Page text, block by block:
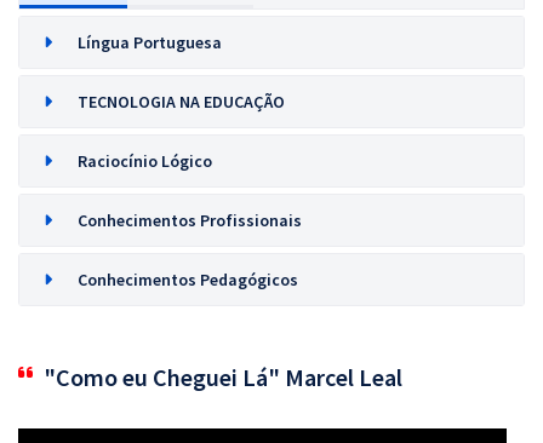
Língua Portuguesa
TECNOLOGIA NA EDUCAÇÃO
Raciocínio Lógico
Conhecimentos Profissionais
Conhecimentos Pedagógicos
"Como eu Cheguei Lá" Marcel Leal